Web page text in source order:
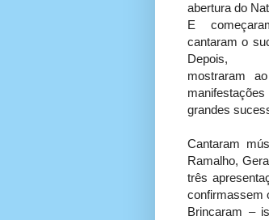
abertura do
E
cantaram o
Depois,
mostraram
grandes
Cantaram
Ramalho,
três
confirmassem
Brincaram –